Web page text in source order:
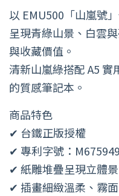
以 EMU500「山嵐號
呈現青綠山景、白雲
與收藏價值。
清新山嵐綠搭配 A5
的質感筆記本。
商品特色
✔ 台鐵正版授權
✔ 專利字號：M675949
✔ 紙雕堆疊呈現立體
✔ 插畫細緻溫柔、霧